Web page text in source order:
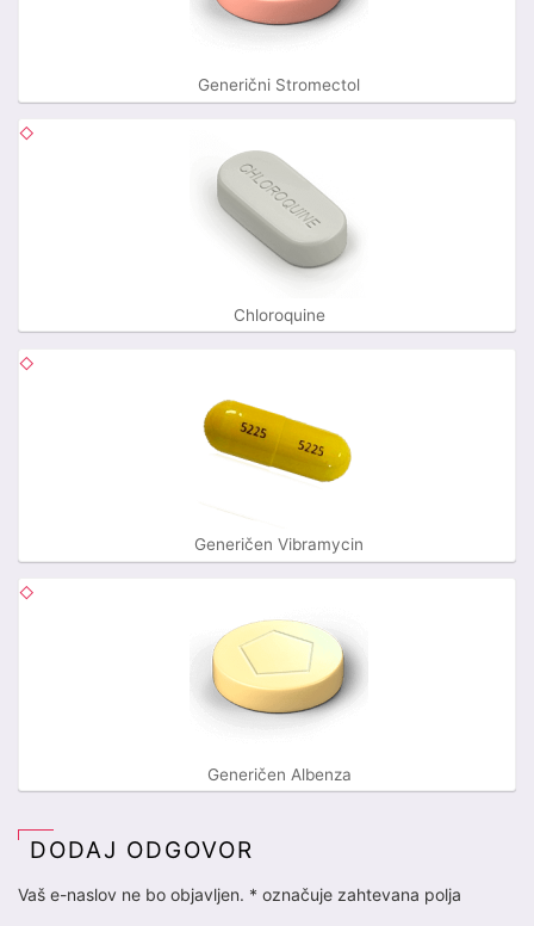
Generični Stromectol
Chloroquine
Generičen Vibramycin
Generičen Albenza
DODAJ ODGOVOR
Vaš e-naslov ne bo objavljen. * označuje zahtevana polja